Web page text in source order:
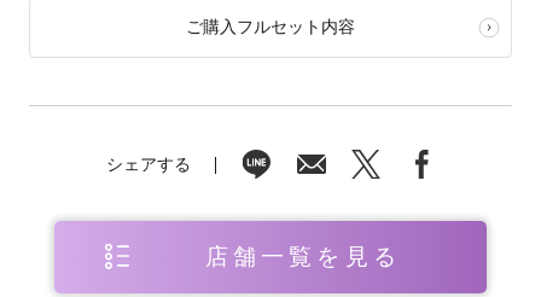
ご購入フルセット内容
シェアする
店舗一覧を見る